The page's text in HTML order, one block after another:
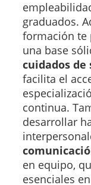
graduados.
formación te
una base
cuidados de
facilita el
continua.
desarrollar
en equipo,
esenciales